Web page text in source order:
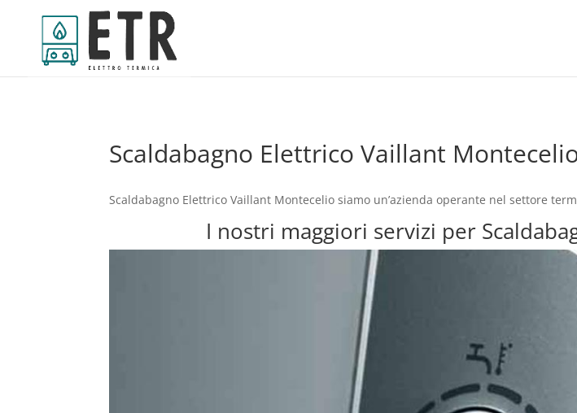
Scaldabagno Elettrico Vaillant
Scaldabagno Elettrico Vaillant Montecelio siamo un’azienda operante nel settore
I nostri maggiori servizi per